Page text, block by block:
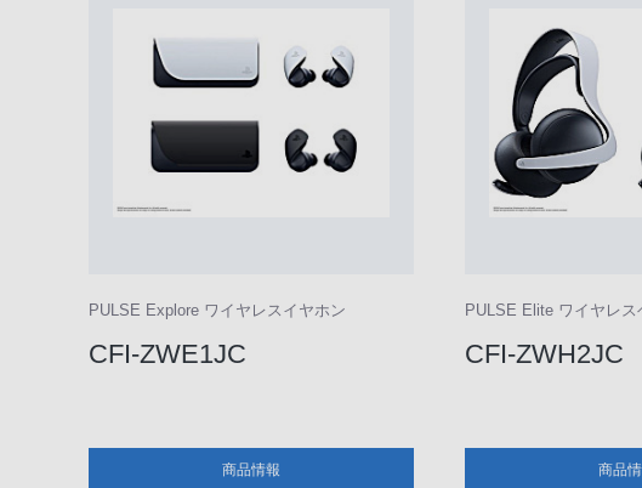
PULSE Explore ワイヤレスイヤホン
CFI-ZWE1JC
商品情報
PULSE Elite ワイヤレス
CFI-ZWH2JC
商品